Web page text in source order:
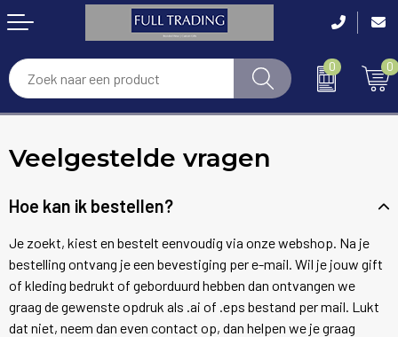
0 0
Accessoires
Disposables
Thermokleding
RWS Kleding
Arm- en handbescherming
Been- en voetbescherming
Handdoeken & Badtextiel
Blazers
Bodywarmers en Gilets
Broeken en Rokken
Caps, Hoeden en Mutsen
Dekens en Kussens
Laskleding
Gehoorbescherming
Hoofdbescherming
Ademhalingsbescherming
Gezichtsmaskers en mondkapjes
Handschoenen
Anti-stress
Bidons en Sportflessen
Elektronica, Gadgets en USB
Feestartikelen
Huis, Tuin en Keuken
Kantoor en Zakelijk
Bouw & Infra
Schoonmaak & Facilitaire Dienst
Industrie
Horeca & Restaurants
Zorg & Welzijn
Retail & Shops
Veelgestelde vragen
Hoe kan ik bestellen?
Je zoekt, kiest en bestelt eenvoudig via onze webshop. Na je
bestelling ontvang je een bevestiging per e-mail. Wil je jouw gift
of kleding bedrukt of geborduurd hebben dan ontvangen we
graag de gewenste opdruk als .ai of .eps bestand per mail. Lukt
dat niet, neem dan even contact op, dan helpen we je graag